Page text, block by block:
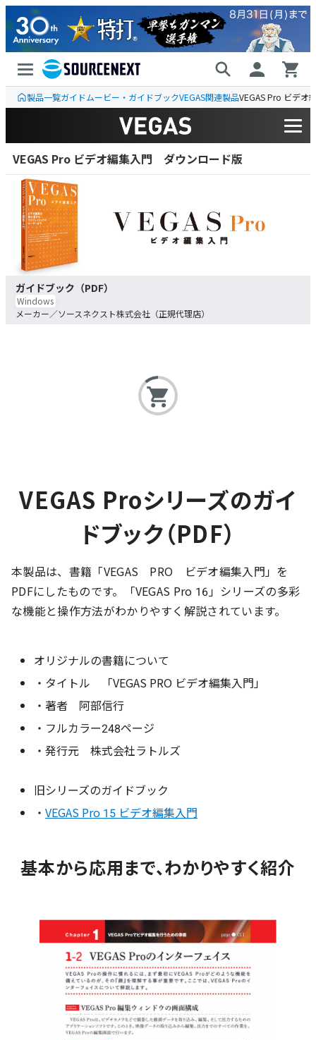
製品一覧ガイドムービー・ガイドブックVEGAS関連製品VEGAS Pro ビデオ
VEGAS Pro ビデオ編集入門 ダウンロード版
ガイドブック（PDF）
Windows
ソースネクスト株式会社（正規代理店）
VEGAS Proシリーズのガイ
ドブック（PDF）
本製品は、書籍「VEGAS PRO ビデオ編集入門」を
PDFにしたものです。「VEGAS Pro 16」シリーズの多彩
な機能と操作方法がわかりやすく解説されています。
オリジナルの書籍について
・タイトル 「VEGAS PRO ビデオ編集入門」
・著者 阿部信行
・フルカラー248ページ
・発行元 株式会社ラトルズ
旧シリーズのガイドブック
・ VEGAS Pro 15 ビデオ編集入門
基本から応用まで、わかりやすく紹介